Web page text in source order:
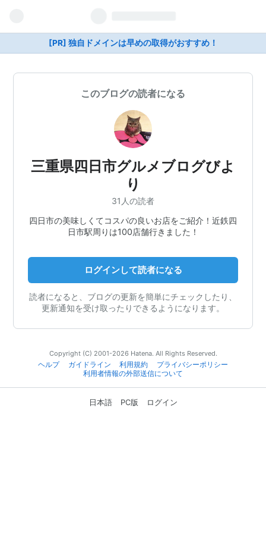
[PR] 独自ドメインは早めの取得がおすすめ！
このブログの読者になる
三重県四日市グルメブログびよ
り
31人の読者
四日市の美味しくてコスパの良いお店をご紹介！近鉄四
日市駅周りは100店舗行きました！
ログインして読者になる
読者になると、ブログの更新を簡単にチェックしたり、
更新通知を受け取ったりできるようになります。
Copyright (C) 2001-2026 Hatena. All Rights Reserved.
ヘルプ
ガイドライン 利用規約
プライバシーポリシー
利用者情報の外部送信について
日本語 PC版 ログイン